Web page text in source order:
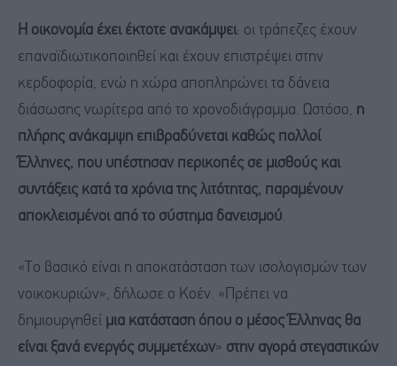
Η οικονομία έχει έκτοτε ανακάμψει: οι τράπεζες έχουν
επαναϊδιωτικοποιηθεί και έχουν επιστρέψει στην
κερδοφορία, ενώ η χώρα αποπληρώνει τα δάνεια
διάσωσης νωρίτερα από το χρονοδιάγραμμα. Ωστόσο, η
πλήρης ανάκαμψη επιβραδύνεται καθώς πολλοί
Έλληνες, που υπέστησαν περικοπές σε μισθούς και
συντάξεις κατά τα χρόνια της λιτότητας, παραμένουν
αποκλεισμένοι από το σύστημα δανεισμού.
«Το βασικό είναι η αποκατάσταση των ισολογισμών των
νοικοκυριών», δήλωσε ο Κοέν. «Πρέπει να
δημιουργηθεί μια κατάσταση όπου ο μέσος Έλληνας θα
είναι ξανά ενεργός συμμετέχων» στην αγορά στεγαστικών